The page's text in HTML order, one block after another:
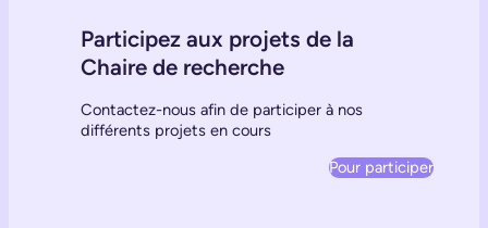
Participez aux projets de la
Chaire de recherche
Contactez-nous afin de participer à nos
différents projets en cours
Pour participer